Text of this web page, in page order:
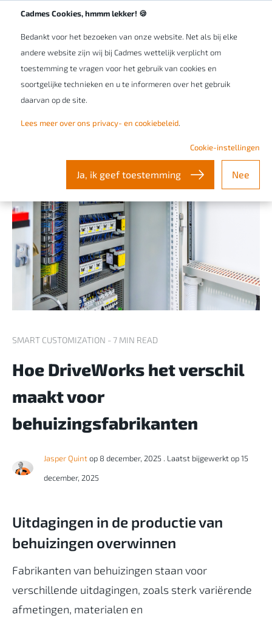
Cadmes Cookies, hmmm lekker! 🍪
Bedankt voor het bezoeken van onze website. Net als bij elke
andere website zijn wij bij Cadmes wettelijk verplicht om
toestemming te vragen voor het gebruik van cookies en
soortgelijke technieken en u te informeren over het gebruik
daarvan op de site.
Lees meer over ons privacy- en cookiebeleid.
Cookie-instellingen
Ja, ik geef toestemming Nee
Werken bij Cadmes
SMART CUSTOMIZATION - 7 MIN READ
Hoe DriveWorks het verschil
maakt voor
behuizingsfabrikanten
Jasper Quintop 8 december, 2025 . Laatst bijgewerkt op 15
december, 2025
Uitdagingen in de productie van
behuizingen overwinnen
Fabrikanten van behuizingen staan voor
verschillende uitdagingen, zoals sterk variërende
afmetingen, materialen en